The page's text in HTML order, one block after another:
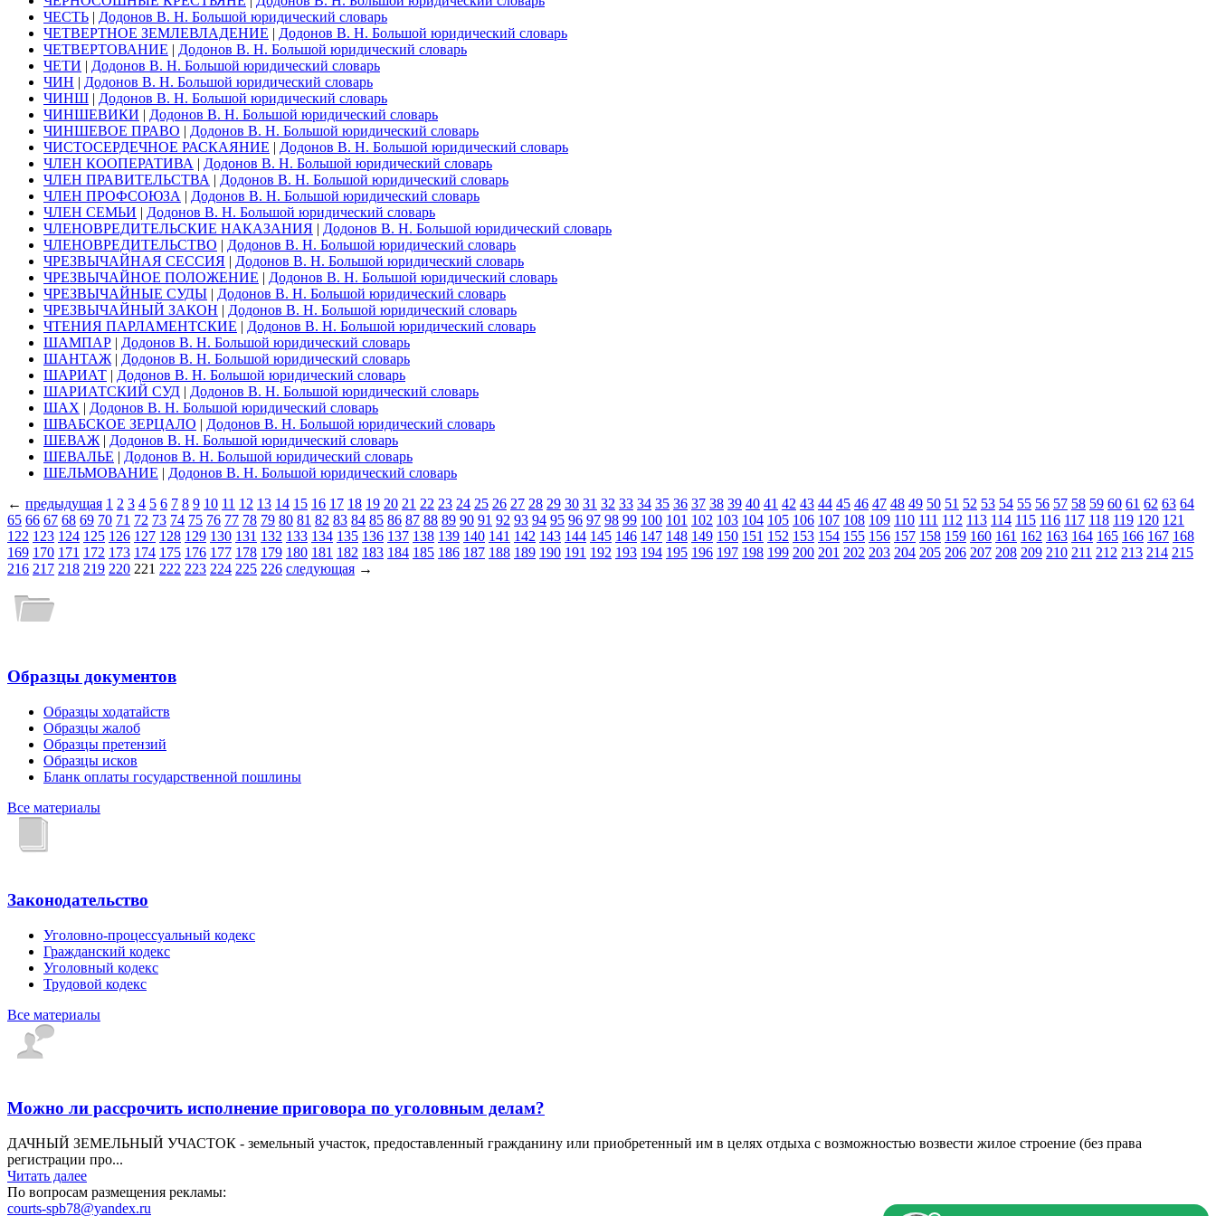
ЧЕСТЬ | Додонов В. Н. Большой юридический словарь
ЧЕТВЕРТНОЕ ЗЕМЛЕВЛАДЕНИЕ | Додонов В. Н. Большой юридический словарь
ЧЕТВЕРТОВАНИЕ | Додонов В. Н. Большой юридический словарь
ЧЕТИ | Додонов В. Н. Большой юридический словарь
ЧИН | Додонов В. Н. Большой юридический словарь
ЧИНШ | Додонов В. Н. Большой юридический словарь
ЧИНШЕВИКИ | Додонов В. Н. Большой юридический словарь
ЧИНШЕВОЕ ПРАВО | Додонов В. Н. Большой юридический словарь
ЧИСТОСЕРДЕЧНОЕ РАСКАЯНИЕ | Додонов В. Н. Большой юридический словарь
ЧЛЕН КООПЕРАТИВА | Додонов В. Н. Большой юридический словарь
ЧЛЕН ПРАВИТЕЛЬСТВА | Додонов В. Н. Большой юридический словарь
ЧЛЕН ПРОФСОЮЗА | Додонов В. Н. Большой юридический словарь
ЧЛЕН СЕМЬИ | Додонов В. Н. Большой юридический словарь
ЧЛЕНОВРЕДИТЕЛЬСКИЕ НАКАЗАНИЯ | Додонов В. Н. Большой юридический словарь
ЧЛЕНОВРЕДИТЕЛЬСТВО | Додонов В. Н. Большой юридический словарь
ЧРЕЗВЫЧАЙНАЯ СЕССИЯ | Додонов В. Н. Большой юридический словарь
ЧРЕЗВЫЧАЙНОЕ ПОЛОЖЕНИЕ | Додонов В. Н. Большой юридический словарь
ЧРЕЗВЫЧАЙНЫЕ СУДЫ | Додонов В. Н. Большой юридический словарь
ЧРЕЗВЫЧАЙНЫЙ ЗАКОН | Додонов В. Н. Большой юридический словарь
ЧТЕНИЯ ПАРЛАМЕНТСКИЕ | Додонов В. Н. Большой юридический словарь
ШАМПАР | Додонов В. Н. Большой юридический словарь
ШАНТАЖ | Додонов В. Н. Большой юридический словарь
ШАРИАТ | Додонов В. Н. Большой юридический словарь
ШАРИАТСКИЙ СУД | Додонов В. Н. Большой юридический словарь
ШАХ | Додонов В. Н. Большой юридический словарь
ШВАБСКОЕ ЗЕРЦАЛО | Додонов В. Н. Большой юридический словарь
ШЕВАЖ | Додонов В. Н. Большой юридический словарь
ШЕВАЛЬЕ | Додонов В. Н. Большой юридический словарь
ШЕЛЬМОВАНИЕ | Додонов В. Н. Большой юридический словарь
← предыдущая 1 2 3 4 5 6 7 8 9 10 11 12 13 14 15 16 17 18 19 20 21 22 23 24 25 26 27 28 29 30 31 32 33 34 35 36 37 38 39 40 41 42 43 44 45 46 47 48 49 50 51 52 53 54 55 56 57 58 59 60 61 62 63 64
65 66 67 68 69 70 71 72 73 74 75 76 77 78 79 80 81 82 83 84 85 86 87 88 89 90 91 92 93 94 95 96 97 98 99 100 101 102 103 104 105 106 107 108 109 110 111 112 113 114 115 116 117 118 119 120 121
122 123 124 125 126 127 128 129 130 131 132 133 134 135 136 137 138 139 140 141 142 143 144 145 146 147 148 149 150 151 152 153 154 155 156 157 158 159 160 161 162 163 164 165 166 167 168
169 170 171 172 173 174 175 176 177 178 179 180 181 182 183 184 185 186 187 188 189 190 191 192 193 194 195 196 197 198 199 200 201 202 203 204 205 206 207 208 209 210 211 212 213 214 215
216 217 218 219 220 221 222 223 224 225 226 следующая →
Образцы документов
Образцы ходатайств
Образцы жалоб
Образцы претензий
Образцы исков
Бланк оплаты государственной пошлины
Все материалы
Законодательство
Уголовно-процессуальный кодекс
Гражданский кодекс
Уголовный кодекс
Трудовой кодекс
Все материалы
Можно ли рассрочить исполнение приговора по уголовным делам?
ДАЧНЫЙ ЗЕМЕЛЬНЫЙ УЧАСТОК - земельный участок, предоставленный гражданину или приобретенный им в целях отдыха с возможностью возвести жилое строение (без права
регистрации про...
Читать далее
По вопросам размещения рекламы:
courts-spb78@yandex.ru